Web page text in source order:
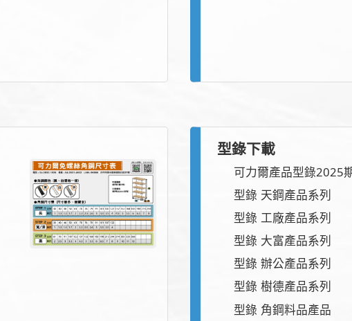
型錄下載
可力爾產品型錄2025
型錄 天鋼產品系列
型錄 工廠產品系列
型錄 大富產品系列
型錄 辦公產品系列
型錄 樹德產品系列
型錄 角鋼料品產品